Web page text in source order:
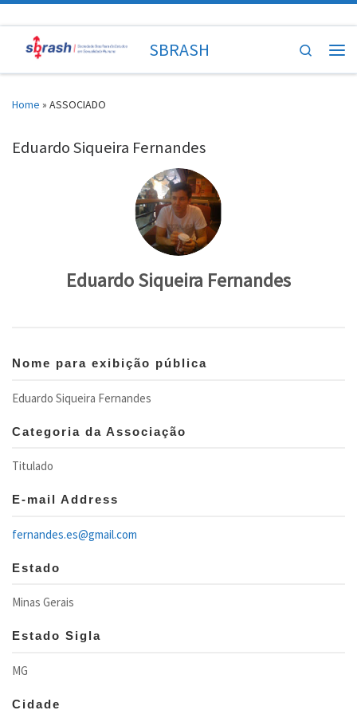
Skip to content
SBRASH
Search
Home » ASSOCIADO
Eduardo Siqueira Fernandes
Eduardo Siqueira Fernandes
Nome para exibição pública
Eduardo Siqueira Fernandes
Categoria da Associação
Titulado
E-mail Address
fernandes.es@gmail.com
Estado
Minas Gerais
Estado Sigla
MG
Cidade